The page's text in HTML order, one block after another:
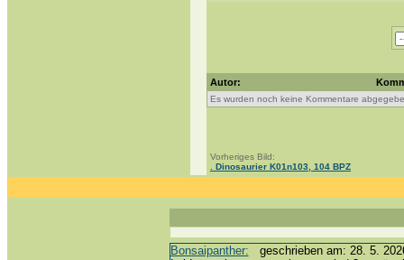
Autor:
Es wurden noch keine Kommentare
Vorheriges Bild:
. Dinosaurier K01n103, 104 BPZ
Bonsaipanther: geschrieben am: 28. 5.